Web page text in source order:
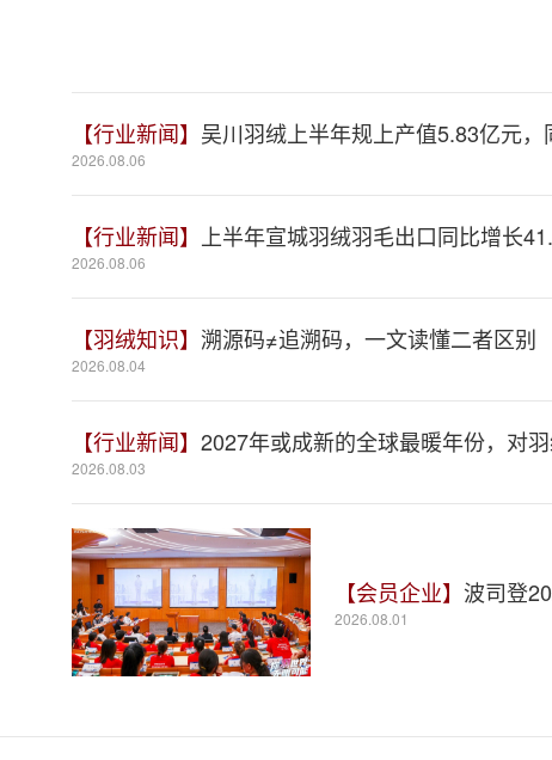
【行业新闻】 吴川羽绒上半年规上产值5.83亿元
2026.08.06
【行业新闻】 上半年宣城羽绒羽毛出口同比增长
2026.08.06
【羽绒知识】 溯源码≠追溯码，一文读懂二者区别
2026.08.04
【行业新闻】 2027年或成新的全球最暖年份，对羽
2026.08.03
【会员企业】 波司登
2026.08.01